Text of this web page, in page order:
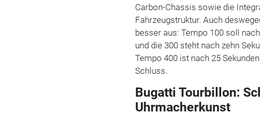
Carbon-Chassis sowie die
Fahrzeugstruktur. Auch
besser aus: Tempo 100 soll
und die 300 steht nach zehn
Tempo 400 ist nach 25
Schluss.
Bugatti Tourbillon:
Uhrmacherkunst